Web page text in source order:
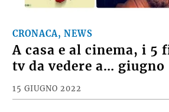
CRONACA, NEWS
A casa e al cinema, i 5
tv da vedere a… giugno
15 GIUGNO 2022